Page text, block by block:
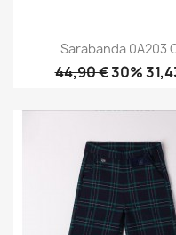
Sarabanda 0A203
44,90 €30%